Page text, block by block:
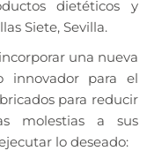
dietéticos y
Siete, Sevilla.
una nueva
innovador para el
para reducir
molestias a sus
lo deseado: